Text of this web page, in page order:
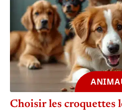
Choisir les croquettes